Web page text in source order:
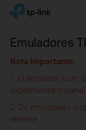
Click
navigation
TP-Link, Reliably Smart
Emuladores
Nota Importante:
1. O emulador é um
experimentar o
2. Os emuladores
recente.